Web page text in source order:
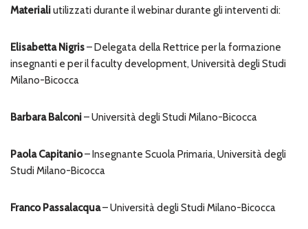
Materialiutilizzati durante il webinar durante gli interventi di:
Elisabetta Nigris– Delegata della Rettrice per la formazione
insegnanti e per il faculty development, Università degli Studi
Milano-Bicocca
Barbara Balconi– Università degli Studi Milano-Bicocca
Paola Capitanio– Insegnante Scuola Primaria, Università degli
Studi Milano-Bicocca
Franco Passalacqua– Università degli Studi Milano-Bicocca